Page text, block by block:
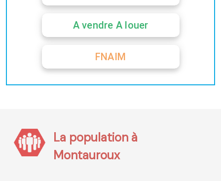
A vendre A louer
FNAIM
La population à
Montauroux